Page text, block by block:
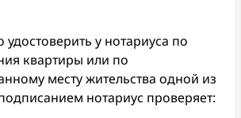
у нотариуса по
квартиры или по
месту жительства одной из
нотариус проверяет: